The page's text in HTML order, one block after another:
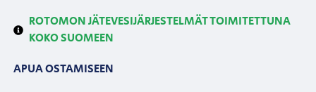
ROTOMON JÄTEVESIJÄRJESTELMÄT TOIMITETTUNA
KOKO SUOMEEN
APUA OSTAMISEEN